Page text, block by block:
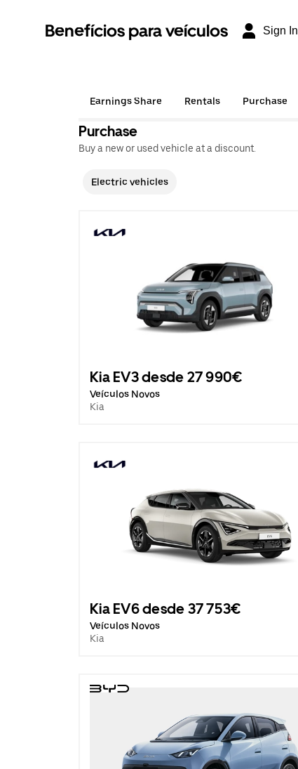
Benefícios para veículos Sign In
Earnings Share Rentals Purchase
Purchase
Buy a new or used vehicle at a discount.
Electric vehicles
Kia EV3 desde 27 990€
Veículos Novos
Kia
Kia EV6 desde 37 753€
Veículos Novos
Kia